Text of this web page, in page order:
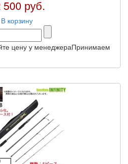
500 руб.
В корзину
цену у менеджераПринимаем